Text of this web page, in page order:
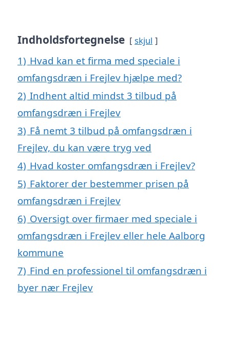
Indholdsfortegnelse skjul
1) Hvad kan et firma med speciale i
omfangsdræn i Frejlev hjælpe med?
2) Indhent altid mindst 3 tilbud på
omfangsdræn i Frejlev
3) Få nemt 3 tilbud på omfangsdræn i
Frejlev, du kan være tryg ved
4) Hvad koster omfangsdræn i Frejlev?
5) Faktorer der bestemmer prisen på
omfangsdræn i Frejlev
6) Oversigt over firmaer med speciale i
omfangsdræn i Frejlev eller hele Aalborg
kommune
7) Find en professionel til omfangsdræn i
byer nær Frejlev